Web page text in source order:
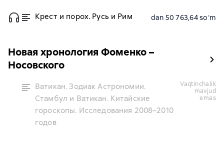
Крест и порох. Русь и Рим dan 50 763,64 soʻm
Новая хронология Фоменко –
Носовского
Ватикан. Зодиак Астрономии.
Стамбул и Ватикан. Китайские
гороскопы. Исследования 2008–2010
годов
vaqtinchalik
mavjud
emas